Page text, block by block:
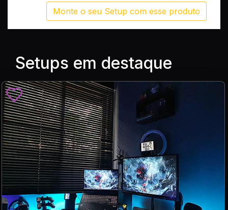
Monte o seu Setup com esse produto
Setups em destaque